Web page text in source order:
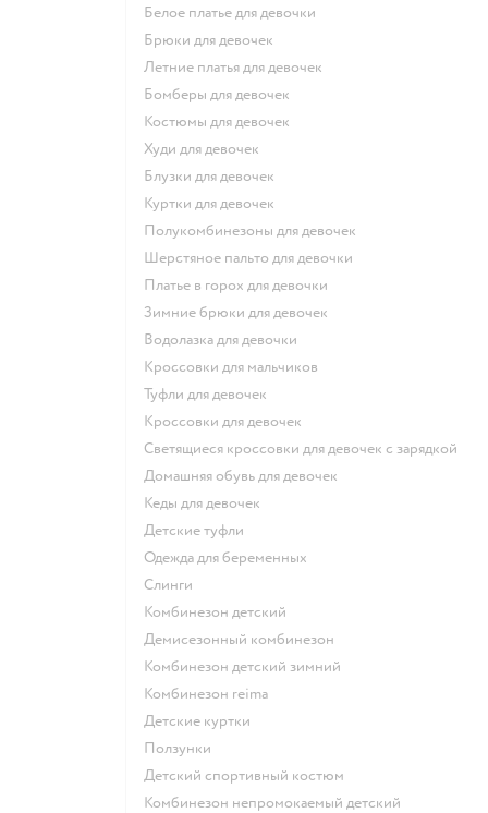
Белое платье для девочки
Брюки для девочек
Летние платья для девочек
Бомберы для девочек
Костюмы для девочек
Худи для девочек
Блузки для девочек
Куртки для девочек
Полукомбинезоны для девочек
Шерстяное пальто для девочки
Платье в горох для девочки
Зимние брюки для девочек
Водолазка для девочки
Кроссовки для мальчиков
Туфли для девочек
Кроссовки для девочек
Светящиеся кроссовки для девочек с зарядкой
Домашняя обувь для девочек
Кеды для девочек
Детские туфли
Одежда для беременных
Слинги
Комбинезон детский
Демисезонный комбинезон
Комбинезон детский зимний
Комбинезон reima
Детские куртки
Ползунки
Детский спортивный костюм
Комбинезон непромокаемый детский